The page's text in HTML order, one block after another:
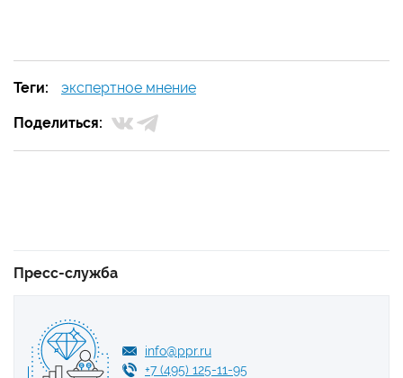
Теги: экспертное мнение
Поделиться:
Пресс-служба
info@ppr.ru
+7 (495) 125-11-95